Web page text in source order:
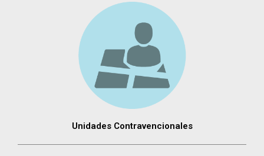
Unidades Contravencionales